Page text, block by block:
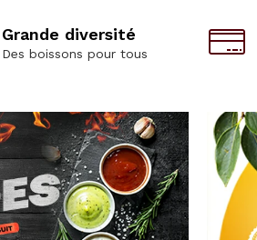
Grande diversité
Des boissons pour tous